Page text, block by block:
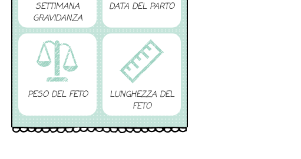
SETTIMANA
GRAVIDANZA
DATA DEL PARTO
PESO DEL FETO
LUNGHEZZA DEL
FETO